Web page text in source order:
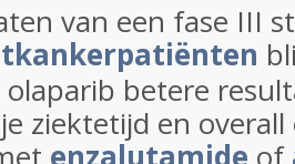
van een fase III
betere
ziektetijd en